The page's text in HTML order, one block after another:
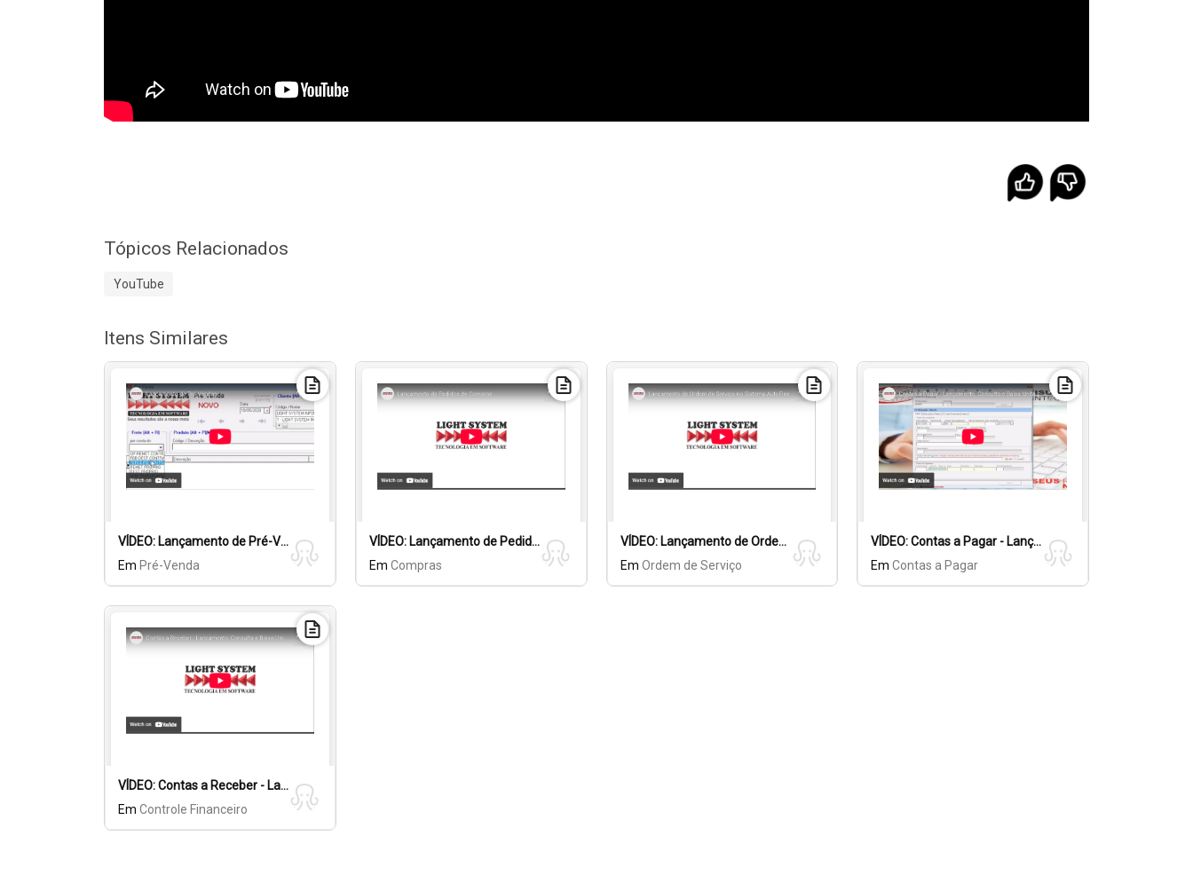
Tópicos Relacionados
YouTube
Itens Similares
VÍDEO: Lançamento de Pré-Vendas
Em Pré-Venda
VÍDEO: Lançamento de Pedidos de Compras.
Em Compras
VÍDEO: Lançamento de Ordem de Serviço - AutoFlex
Em Ordem de Serviço
VÍDEO: Contas a Pagar - Lançamento, Consulta e Baixa Unitária.
Em Contas a Pagar
VÍDEO: Contas a Receber - Lançamento, Consulta e Baixa Unitária.
Em Controle Financeiro